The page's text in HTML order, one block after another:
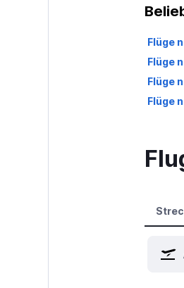
Flüge
Flüge
Flüge
Flüge